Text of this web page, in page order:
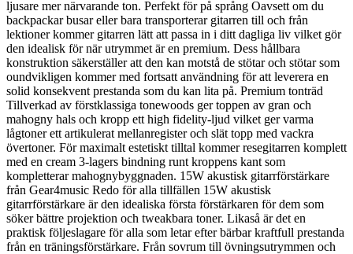
ljusare mer närvarande ton. Perfekt för på språng Oavsett om du
backpackar busar eller bara transporterar gitarren till och från
lektioner kommer gitarren lätt att passa in i ditt dagliga liv vilket gör
den idealisk för när utrymmet är en premium. Dess hållbara
konstruktion säkerställer att den kan motstå de stötar och stötar som
oundvikligen kommer med fortsatt användning för att leverera en
solid konsekvent prestanda som du kan lita på. Premium tonträd
Tillverkad av förstklassiga tonewoods ger toppen av gran och
mahogny hals och kropp ett high fidelity-ljud vilket ger varma
lågtoner ett artikulerat mellanregister och slät topp med vackra
övertoner. För maximalt estetiskt tilltal kommer resegitarren komplett
med en cream 3-lagers bindning runt kroppens kant som
kompletterar mahognybyggnaden. 15W akustisk gitarrförstärkare
från Gear4music Redo för alla tillfällen 15W akustisk
gitarrförstärkare är den idealiska första förstärkaren för dem som
söker bättre projektion och tweakbara toner. Likaså är det en
praktisk följeslagare för alla som letar efter bärbar kraftfull prestanda
från en träningsförstärkare. Från sovrum till övningsutrymmen och